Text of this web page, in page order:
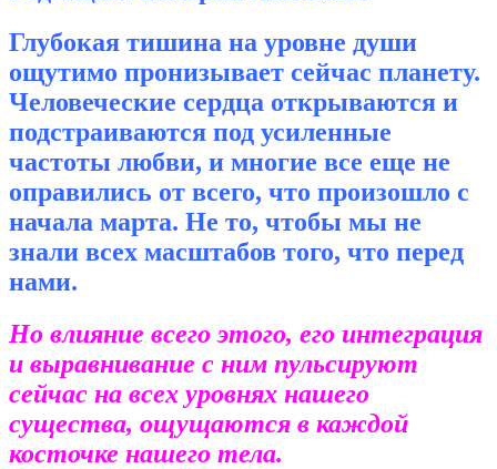
Глубокая тишина на уровне души
ощутимо пронизывает сейчас планету.
Человеческие сердца открываются и
подстраиваются под усиленные
частоты любви, и многие все еще не
оправились от всего, что произошло с
начала марта. Не то, чтобы мы не
знали всех масштабов того, что перед
нами.
Но влияние всего этого, его интеграция
и выравнивание с ним пульсируют
сейчас на всех уровнях нашего
существа, ощущаются в каждой
косточке нашего тела.